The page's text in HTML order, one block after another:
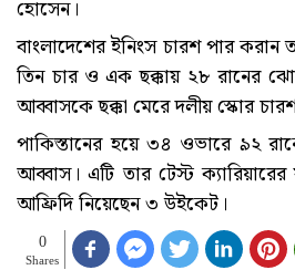
হোসেন।
বাংলাদেশের ইনিংস চারশ পার
তিন চার ও এক ছক্কায় ২৮ রানের
আব্বাসকে ছক্কা মেরে দলীয় স্কোর
পাকিস্তানের হয়ে ৩৪ ওভারে ৯২
আব্বাস। এটি তার টেস্ট
আফ্রিদি নিয়েছেন ৩ উইকেট।
0
Shares